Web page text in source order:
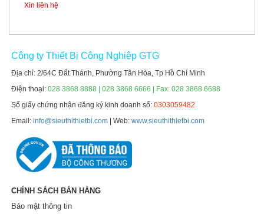
Xin liên hệ
Công ty Thiết Bị Công Nghiệp GTG
Địa chỉ: 2/64C Đất Thánh, Phường Tân Hòa, Tp Hồ Chí Minh
Điện thoại:028 3868 8888 | 028 3868 6666 | Fax: 028 3868 6688
Số giấy chứng nhận đăng ký kinh doanh số:0303059482
Email:info@sieuthithietbi.com | Web:www.sieuthithietbi.com
CHÍNH SÁCH BÁN HÀNG
Bảo mật thông tin